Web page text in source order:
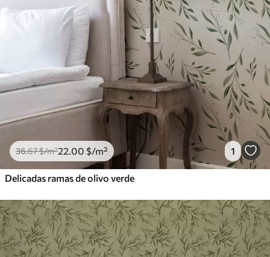
36.67$/m²22.00 $/m² 1
Delicadas ramas de olivo verde